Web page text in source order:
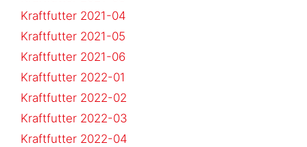
Kraftfutter 2021-04
Kraftfutter 2021-05
Kraftfutter 2021-06
Kraftfutter 2022-01
Kraftfutter 2022-02
Kraftfutter 2022-03
Kraftfutter 2022-04